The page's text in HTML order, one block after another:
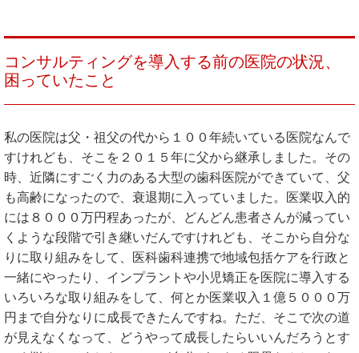
コンサルティングを導入する前の医院の状況、
困っていたこと
私の医院は父・祖父の代から１００年続いている医院なんで
すけれども、そこを２０１５年に父から継承しました。その
時、近隣にすごく力のある大型の歯科医院ができていて、父
も高齢になったので、衰退期に入っていました。医業収入的
には８０００万円程あったが、どんどん患者さんが減ってい
くような段階で引き継いだんですけれども、そこから自分な
りに取り組みをして、医科歯科連携で地域包括ケアを行政と
一緒にやったり、インプラントや小児矯正を医院に導入する
いろいろな取り組みをして、何とか医業収入１億５０００万
円まで自分なりに成長できたんですね。ただ、そこで次の道
が見えなくなって、どうやって成長したらいいんだろうとす